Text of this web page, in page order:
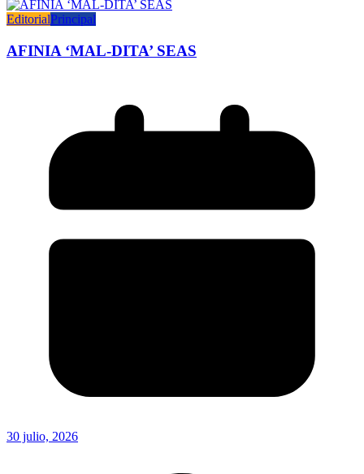
EditorialPrincipal
AFINIA ‘MAL-DITA’ SEAS
30 julio, 2026